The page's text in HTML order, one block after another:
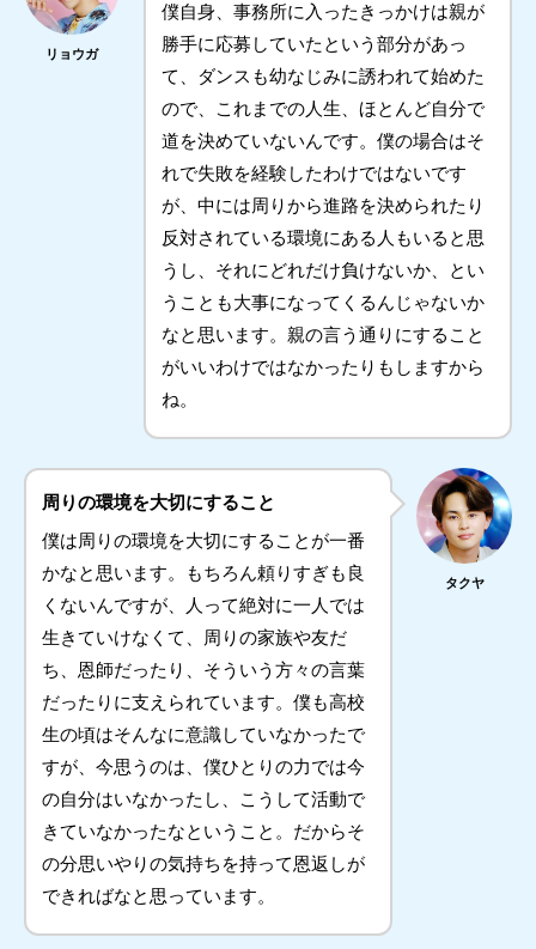
リョウガ
僕自身、事務所に入ったきっかけは親が
勝手に応募していたという部分があっ
て、ダンスも幼なじみに誘われて始めた
ので、これまでの人生、ほとんど自分で
道を決めていないんです。僕の場合はそ
れで失敗を経験したわけではないです
が、中には周りから進路を決められたり
反対されている環境にある人もいると思
うし、それにどれだけ負けないか、とい
うことも大事になってくるんじゃないか
なと思います。親の言う通りにすること
がいいわけではなかったりもしますから
ね。
周りの環境を大切にすること
僕は周りの環境を大切にすることが一番
かなと思います。もちろん頼りすぎも良
くないんですが、人って絶対に一人では
生きていけなくて、周りの家族や友だ
ち、恩師だったり、そういう方々の言葉
だったりに支えられています。僕も高校
生の頃はそんなに意識していなかったで
すが、今思うのは、僕ひとりの力では今
の自分はいなかったし、こうして活動で
きていなかったなということ。だからそ
の分思いやりの気持ちを持って恩返しが
できればなと思っています。
タクヤ